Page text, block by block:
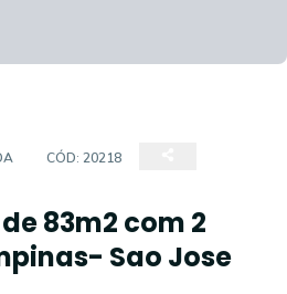
CÓD: 20218
83m2 com 2
Sao Jose